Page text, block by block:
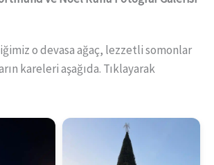
o devasa ağaç, lezzetli somonlar
kareleri aşağıda. Tıklayarak